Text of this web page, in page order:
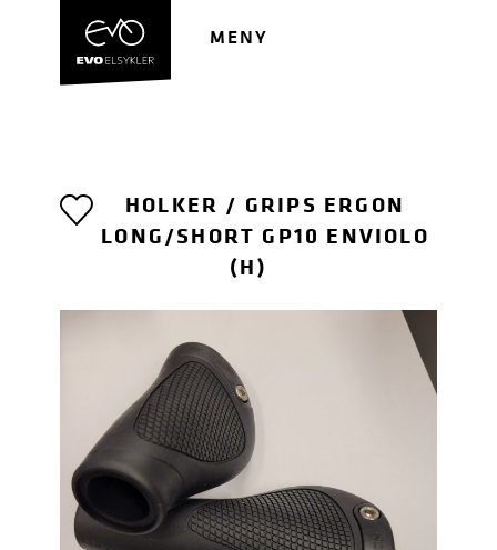
navigasjon
MENY
HOLKER / GRIPS ERGON
LONG/SHORT GP10 ENVIOLO
(H)